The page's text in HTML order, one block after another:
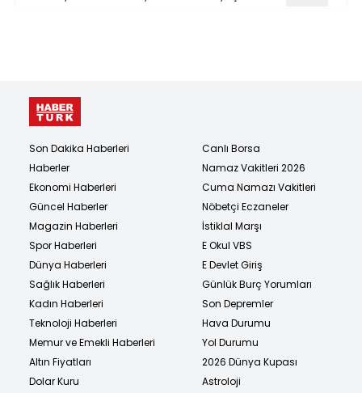
Son Dakika Haberleri
Haberler
Ekonomi Haberleri
Güncel Haberler
Magazin Haberleri
Spor Haberleri
Dünya Haberleri
Sağlık Haberleri
Kadın Haberleri
Teknoloji Haberleri
Memur ve Emekli Haberleri
Altın Fiyatları
Dolar Kuru
Canlı Borsa
Namaz Vakitleri 2026
Cuma Namazı Vakitleri
Nöbetçi Eczaneler
İstiklal Marşı
E Okul VBS
E Devlet Giriş
Günlük Burç Yorumları
Son Depremler
Hava Durumu
Yol Durumu
2026 Dünya Kupası
Astroloji